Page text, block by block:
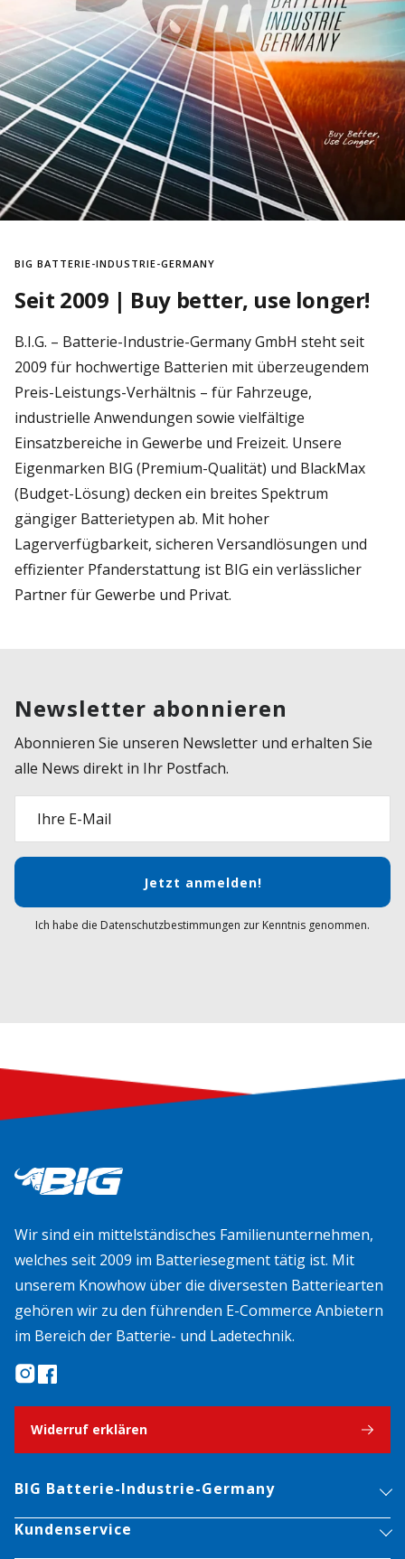
BIG BATTERIE-INDUSTRIE-GERMANY
Seit 2009 | Buy better, use longer!
B.I.G. – Batterie-Industrie-Germany GmbH steht seit
2009 für hochwertige Batterien mit überzeugendem
Preis-Leistungs-Verhältnis – für Fahrzeuge,
industrielle Anwendungen sowie vielfältige
Einsatzbereiche in Gewerbe und Freizeit. Unsere
Eigenmarken BIG (Premium-Qualität) und BlackMax
(Budget-Lösung) decken ein breites Spektrum
gängiger Batterietypen ab. Mit hoher
Lagerverfügbarkeit, sicheren Versandlösungen und
effizienter Pfanderstattung ist BIG ein verlässlicher
Partner für Gewerbe und Privat.
Newsletter abonnieren
Abonnieren Sie unseren Newsletter und erhalten Sie
alle News direkt in Ihr Postfach.
Ihre E-Mail
Jetzt anmelden!
Ich habe die Datenschutzbestimmungen zur Kenntnis genommen.
Wir sind ein mittelständisches Familienunternehmen,
welches seit 2009 im Batteriesegment tätig ist. Mit
unserem Knowhow über die diversesten Batteriearten
gehören wir zu den führenden E-Commerce Anbietern
im Bereich der Batterie- und Ladetechnik.
Widerruf erklären
BIG Batterie-Industrie-Germany
Kundenservice